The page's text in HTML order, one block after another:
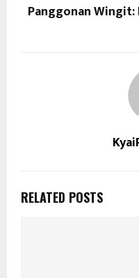
Panggonan Wingit:
RELATED POSTS